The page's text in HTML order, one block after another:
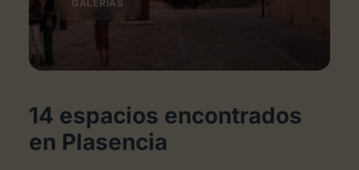
GALERÍAS
14 espacios encontrados
en Plasencia